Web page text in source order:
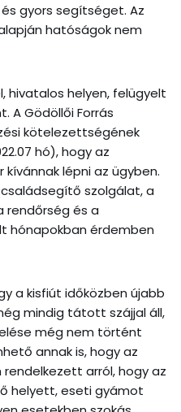
gyors segítséget. Az
hatóságok nem
hivatalos helyen, felügyelt
A Gödöllői Forrás
kötelezettségének
hó), hogy az
lépni az ügyben.
szolgálat, a
rendőrség és a
hónapokban érdemben
a kisfiút időközben újabb
mindig tátott szájjal áll,
még nem történt
annak is, hogy az
arról, hogy az
helyett, eseti gyámot